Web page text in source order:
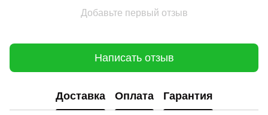
Добавьте первый отзыв
Написать отзыв
Доставка Оплата Гарантия